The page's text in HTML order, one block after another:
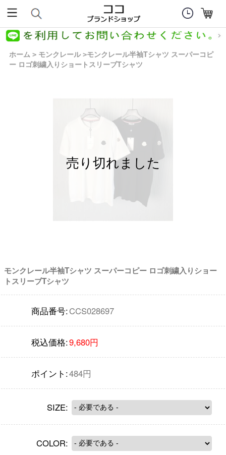
ホーム > モンクレール >モンクレール半袖Tシャツ スーパーコピ
ー ロゴ刺繍入りショートスリーブTシャツ
モンクレール半袖Tシャツ スーパーコピー ロゴ刺繍入りショー
トスリーブTシャツ
商品番号:CCS028697
税込価格:9,680円
ポイント:484円
SIZE:
COLOR: